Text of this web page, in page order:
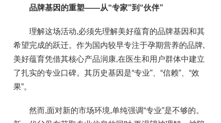
品牌基因的重塑——从“专家”到“伙伴”
理解这场活动,必须先理解美好蕴育的品牌基因和其
希望完成的跃迁。作为国内较早专注于孕期营养的品牌,
美好蕴育凭借其核心产品润康,在医生和用户群体中建立
了扎实的专业口碑。其历史基因是“专业”、“信赖”、“效
果”。
然而,面对新的市场环境,单纯强调“专业”是不够的。